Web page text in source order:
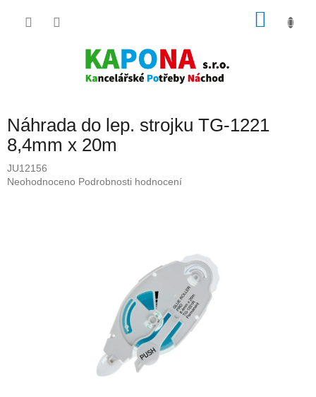
Náhrada do lep. strojku TG-1221
8,4mm x 20m
JU12156
Průměrné
Neohodnoceno Podrobnosti hodnocení